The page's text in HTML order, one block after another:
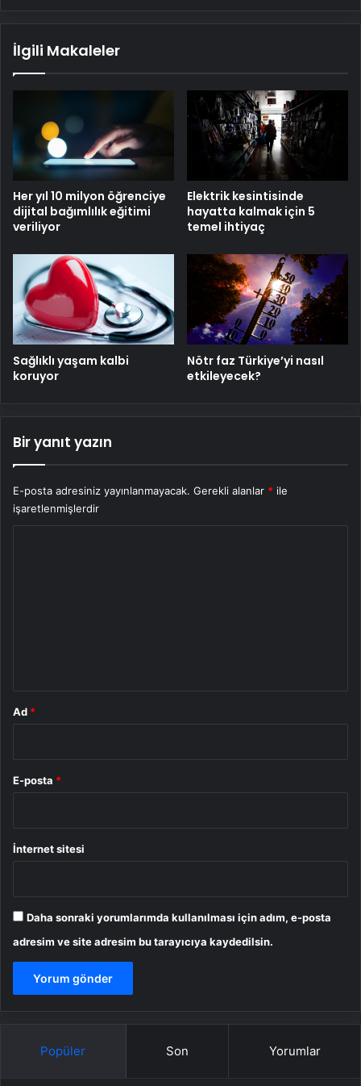
İlgili Makaleler
Her yıl 10 milyon öğrenciye
dijital bağımlılık eğitimi
veriliyor
Elektrik kesintisinde
hayatta kalmak için 5
temel ihtiyaç
Sağlıklı yaşam kalbi
koruyor
Nötr faz Türkiye’yi nasıl
etkileyecek?
Bir yanıt yazın
E-posta adresiniz yayınlanmayacak. Gerekli alanlar * ile
işaretlenmişlerdir
Ad *
E-posta *
İnternet sitesi
Daha sonraki yorumlarımda kullanılması için adım, e-posta
adresim ve site adresim bu tarayıcıya kaydedilsin.
Popüler Son Yorumlar